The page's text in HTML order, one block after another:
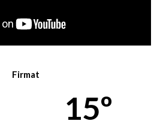
Firmat
15º